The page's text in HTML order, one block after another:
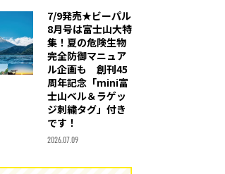
7/9発売★ビーパル
8月号は富士山大特
集！夏の危険生物
完全防御マニュア
ル企画も 創刊45
周年記念「mini富
士山ベル＆ラゲッ
ジ刺繍タグ」付き
です！
2026.07.09